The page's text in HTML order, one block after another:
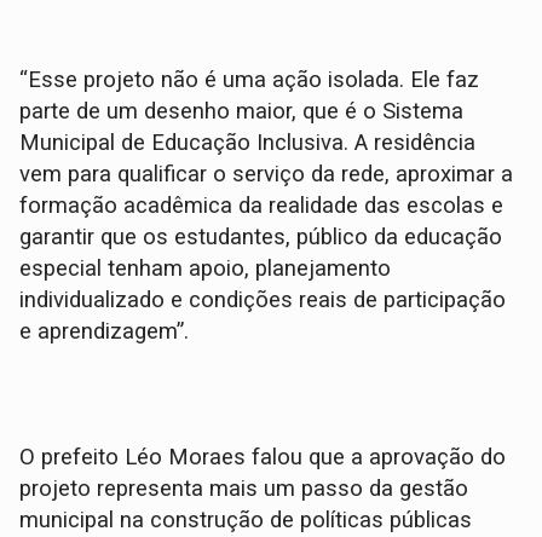
“Esse projeto não é uma ação isolada. Ele faz
parte de um desenho maior, que é o Sistema
Municipal de Educação Inclusiva. A residência
vem para qualificar o serviço da rede, aproximar a
formação acadêmica da realidade das escolas e
garantir que os estudantes, público da educação
especial tenham apoio, planejamento
individualizado e condições reais de participação
e aprendizagem”.
O prefeito Léo Moraes falou que a aprovação do
projeto representa mais um passo da gestão
municipal na construção de políticas públicas